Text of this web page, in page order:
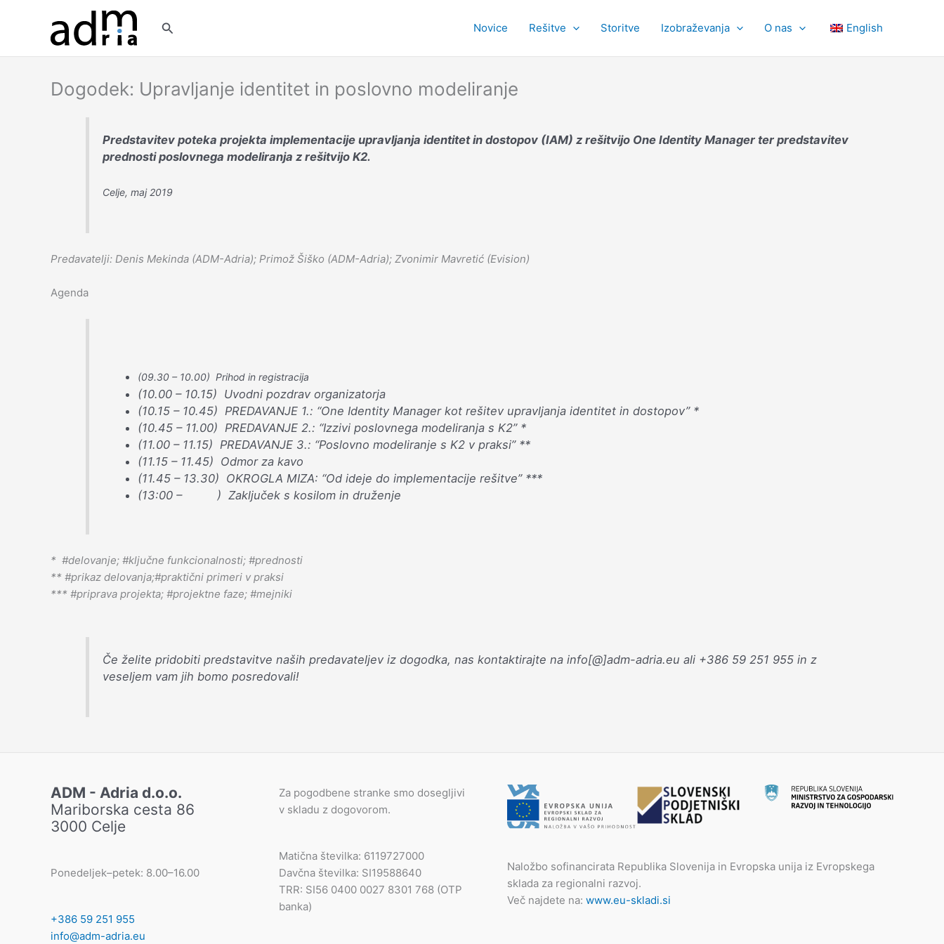
Search Novice Rešitve Storitve Izobraževanja O nas English
Dogodek: Upravljanje identitet in poslovno modeliranje
Predstavitev poteka projekta implementacije upravljanja identitet in dostopov (IAM) z rešitvijo One Identity Manager ter predstavitev
prednosti poslovnega modeliranja z rešitvijo K2.
Celje, maj 2019
Predavatelji: Denis Mekinda (ADM-Adria); Primož Šiško (ADM-Adria); Zvonimir Mavretić (Evision)
Agenda
(09.30 – 10.00) Prihod in registracija
(10.00 – 10.15) Uvodni pozdrav organizatorja
(10.15 – 10.45) PREDAVANJE 1.: “One Identity Manager kot rešitev upravljanja identitet in dostopov” *
(10.45 – 11.00) PREDAVANJE 2.: “Izzivi poslovnega modeliranja s K2” *
(11.00 – 11.15) PREDAVANJE 3.: “Poslovno modeliranje s K2 v praksi” **
(11.15 – 11.45) Odmor za kavo
(11.45 – 13.30) OKROGLA MIZA: “Od ideje do implementacije rešitve” ***
(13:00 – ) Zaključek s kosilom in druženje
* #delovanje; #ključne funkcionalnosti; #prednosti
** #prikaz delovanja;#praktični primeri v praksi
*** #priprava projekta; #projektne faze; #mejniki
Če želite pridobiti predstavitve naših predavateljev iz dogodka, nas kontaktirajte na info[@]adm-adria.eu ali +386 59 251 955 in z
veseljem vam jih bomo posredovali!
ADM - Adria d.o.o.
Mariborska cesta 86
3000 Celje
Ponedeljek–petek: 8.00–16.00
+386 59 251 955
info@adm-adria.eu
Za pogodbene stranke smo dosegljivi
v skladu z dogovorom.
Matična številka: 6119727000
Davčna številka: SI19588640
TRR: SI56 0400 0027 8301 768 (OTP
banka)
Naložbo sofinancirata Republika Slovenija in Evropska unija iz Evropskega
sklada za regionalni razvoj.
Več najdete na: www.eu-skladi.si